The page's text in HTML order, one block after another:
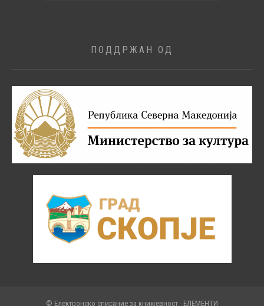
ПОДДРЖАН ОД
© Електронско списание за книжевност - ЕЛЕМЕНТИ